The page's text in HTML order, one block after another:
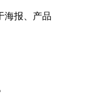
海报、产品